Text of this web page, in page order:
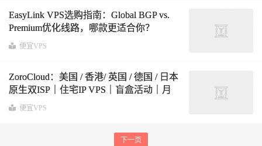
EasyLink VPS选购指南：Global BGP vs.
Premium优化线路，哪款更适合你？
便宜VPS
ZoroCloud：美国 / 香港/ 英国 / 德国 / 日本
原生双ISP｜住宅IP VPS｜盲盒活动｜月
付28.8起
便宜VPS
下一页